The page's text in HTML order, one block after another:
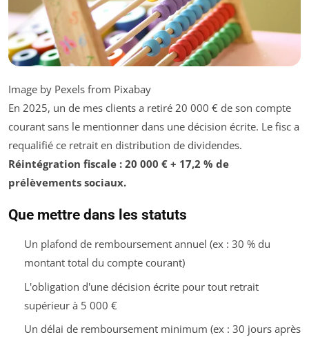
Image by Pexels from Pixabay
En 2025, un de mes clients a retiré 20 000 € de son compte
courant sans le mentionner dans une décision écrite. Le fisc a
requalifié ce retrait en distribution de dividendes.
Réintégration fiscale : 20 000 € + 17,2 % de
prélèvements sociaux.
Que mettre dans les statuts
Un plafond de remboursement annuel (ex : 30 % du
montant total du compte courant)
L'obligation d'une décision écrite pour tout retrait
supérieur à 5 000 €
Un délai de remboursement minimum (ex : 30 jours après